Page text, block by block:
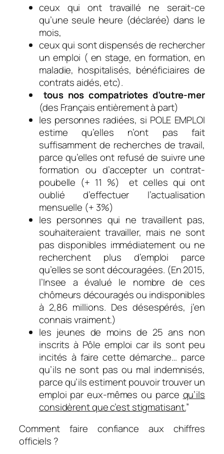
ceux qui ont travaillé ne serait-ce
qu’une seule heure (déclarée) dans le
mois,
ceux qui sont dispensés de rechercher
un emploi ( en stage, en formation, en
maladie, hospitalisés, bénéficiaires de
contrats aidés, etc).
tous nos compatriotes d’outre-mer
(des Français entièrement à part)
les personnes radiées, si POLE EMPLOI
estime qu’elles n’ont pas fait
suffisamment de recherches de travail,
parce qu’elles ont refusé de suivre une
formation ou d’accepter un contrat-
poubelle (+ 11 %) et celles qui ont
oublié d’effectuer l’actualisation
mensuelle (+ 3%)
les personnes qui ne travaillent pas,
souhaiteraient travailler, mais ne sont
pas disponibles immédiatement ou ne
recherchent plus d’emploi parce
qu’elles se sont découragées. (En 2015,
l’Insee a évalué le nombre de ces
chômeurs découragés ou indisponibles
à 2,86 millions. Des désespérés, j’en
connais vraiment.)
les jeunes de moins de 25 ans non
inscrits à Pôle emploi car ils sont peu
incités à faire cette démarche… parce
qu’ils ne sont pas ou mal indemnisés,
parce qu’ils estiment pouvoir trouver un
emploi par eux-mêmes ou parce qu’ils
considèrent que c’est stigmatisant.”
Comment faire confiance aux chiffres
officiels ?